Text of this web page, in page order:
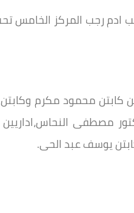
كابتن محمود مكرم
مصطفى
يوسف عبد الحى.